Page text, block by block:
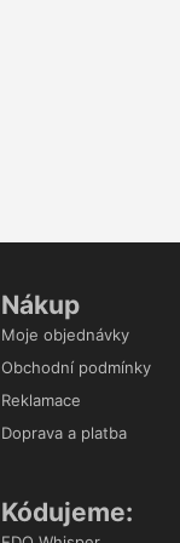
Nákup
Moje objednávky
Obchodní podmínky
Reklamace
Doprava a platba
Kódujeme: